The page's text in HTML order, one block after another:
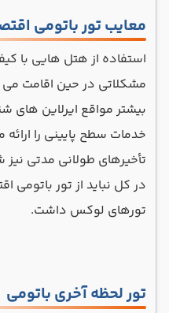
معایب تور باتومی
استفاده از هتل هایی با
مشکلاتی در حین اقامت
بیشتر مواقع ایرلاین های
خدمات سطح پایینی را
تأخیرهای طولانی مدتی نیز
در کل نباید از تور باتومی
تورهای لوکس داشت.
تور لحظه آخری باتومی